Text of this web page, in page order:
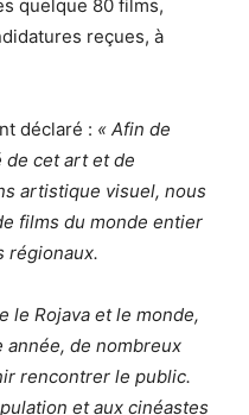
quelque 80 films,
reçues, à
déclaré : « Afin de
cet art et de
artistique visuel, nous
films du monde entier
régionaux.
le Rojava et le monde,
de nombreux
rencontrer le public.
et aux cinéastes